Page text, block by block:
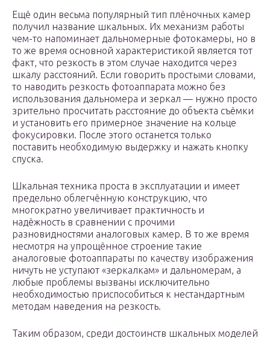
Ещё один весьма популярный тип плёночных камер
получил название шкальных. Их механизм работы
чем-то напоминает дальномерные фотокамеры, но в
то же время основной характеристикой является тот
факт, что резкость в этом случае находится через
шкалу расстояний. Если говорить простыми словами,
то наводить резкость фотоаппарата можно без
использования дальномера и зеркал — нужно просто
зрительно просчитать расстояние до объекта съёмки
и установить его примерное значение на кольце
фокусировки. После этого останется только
поставить необходимую выдержку и нажать кнопку
спуска.
Шкальная техника проста в эксплуатации и имеет
предельно облегчённую конструкцию, что
многократно увеличивает практичность и
надёжность в сравнении с прочими
разновидностями аналоговых камер. В то же время
несмотря на упрощённое строение такие
аналоговые фотоаппараты по качеству изображения
ничуть не уступают «зеркалкам» и дальномерам, а
любые проблемы вызваны исключительно
необходимостью приспособиться к нестандартным
методам наведения на резкость.
Таким образом, среди достоинств шкальных моделей